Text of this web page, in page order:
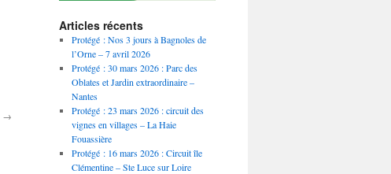
→
Articles récents
Protégé : Nos 3 jours à Bagnoles de
l’Orne – 7 avril 2026
Protégé : 30 mars 2026 : Parc des
Oblates et Jardin extraordinaire –
Nantes
Protégé : 23 mars 2026 : circuit des
vignes en villages – La Haie
Fouassière
Protégé : 16 mars 2026 : Circuit île
Clémentine – Ste Luce sur Loire